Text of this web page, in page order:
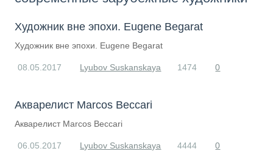
Художник вне эпохи. Eugene Begarat
Художник вне эпохи. Eugene Begarat
08.05.2017 Lyubov Suskanskaya 1474 0
​Акварелист Marcos Beccari
​Акварелист Marcos Beccari
06.05.2017 Lyubov Suskanskaya 4444 0